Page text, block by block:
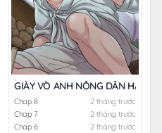
GIÀY VÒ ANH NÔNG DÂN HẰNG
Chap 8
2 tháng trước
Chap 7
2 tháng trước
Chap 6
2 tháng trước